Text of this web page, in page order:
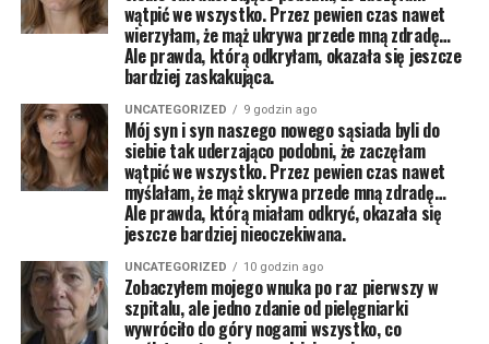
wątpić we wszystko. Przez pewien czas nawet
wierzyłam, że mąż ukrywa przede mną zdradę…
Ale prawda, którą odkryłam, okazała się jeszcze
bardziej zaskakująca.
UNCATEGORIZED 9 godzin ago
Mój syn i syn naszego nowego sąsiada byli do
siebie tak uderzająco podobni, że zaczęłam
wątpić we wszystko. Przez pewien czas nawet
myślałam, że mąż skrywa przede mną zdradę…
Ale prawda, którą miałam odkryć, okazała się
jeszcze bardziej nieoczekiwana.
UNCATEGORIZED 10 godzin ago
Zobaczyłem mojego wnuka po raz pierwszy w
szpitalu, ale jedno zdanie od pielęgniarki
wywróciło do góry nogami wszystko, co